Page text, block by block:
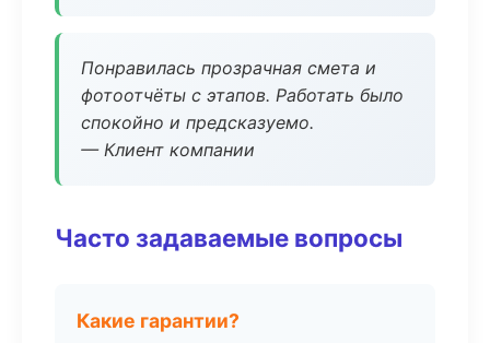
Понравилась прозрачная смета и
фотоотчёты с этапов. Работать было
спокойно и предсказуемо.
— Клиент компании
Часто задаваемые вопросы
Какие гарантии?